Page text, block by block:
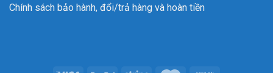
Chính sách bảo hành, đổi/trả hàng và hoàn tiền